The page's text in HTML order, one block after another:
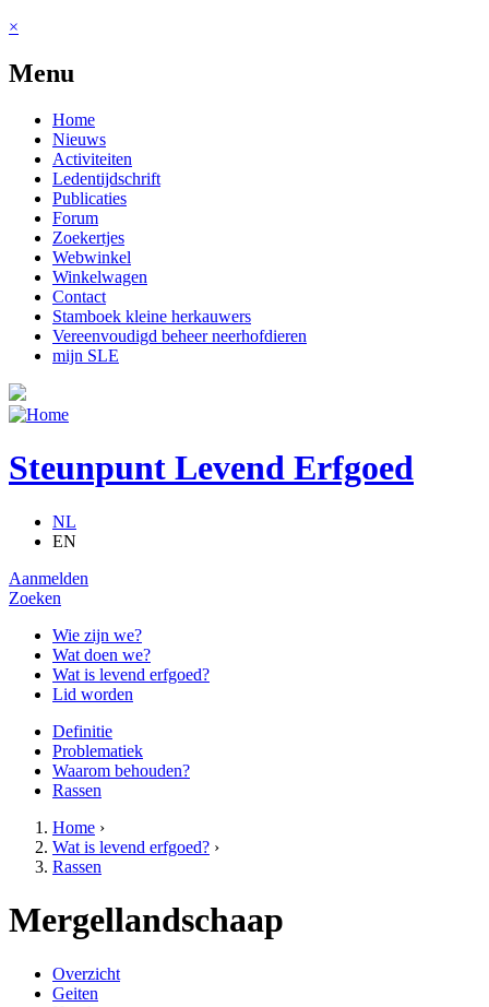
Jump to navigation
×
Menu
Home
Nieuws
Activiteiten
Ledentijdschrift
Publicaties
Forum
Zoekertjes
Webwinkel
Winkelwagen
Contact
Stamboek kleine herkauwers
Vereenvoudigd beheer neerhofdieren
mijn SLE
Steunpunt Levend Erfgoed
NL
EN
Aanmelden
Zoeken
Wie zijn we?
Wat doen we?
Wat is levend erfgoed?
Lid worden
Definitie
Problematiek
Waarom behouden?
Rassen
U bent hier
Home ›
Wat is levend erfgoed? ›
Rassen
Mergellandschaap
Overzicht
Geiten